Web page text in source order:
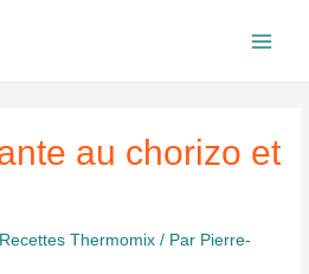
au chorizo et
Recettes Thermomix / Par Pierre-